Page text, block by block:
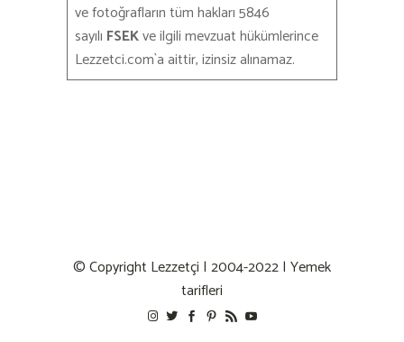
Bu sitede yayınlanan tüm tarif, yazı, logo
ve fotoğrafların tüm hakları 5846
sayılıFSEKve ilgili mevzuat hükümlerince
Lezzetci.com`a aittir, izinsiz alınamaz.
Lezzetçi| 2004-2022 | Yemek
tarifleri